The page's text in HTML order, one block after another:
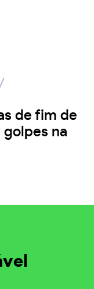
de fim de
golpes na